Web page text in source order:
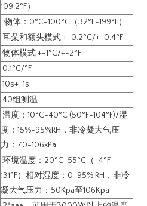
109.2°F）
物体：0°C-100°C（32°F-199°F）
耳朵和额头模式 +-0.2°C/+-0.4°F
物体模式 +-1°C/+-2°F
0.1°C/°F
10s+_1s
40组测温
温度：10°C-40°C (50°F-104°F)/湿
度：15%-95%RH，非冷凝大气压
力：70-106kPa
环境温度：20°C-55°C（-4°F-
131°F）相对湿度：0-95% RH，非冷
凝大气压力：50Kpa至106Kpa